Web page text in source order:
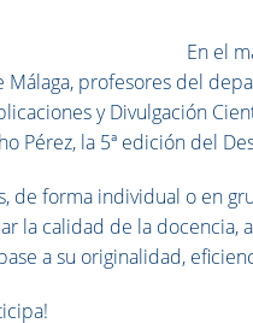
En el
Málaga, profesores del
y Divulgación
Pérez, la 5ª edición del
de forma individual o en
la calidad de la docencia,
a su originalidad,